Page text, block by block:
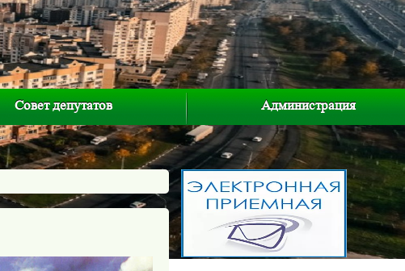
Совет депутатов Администрация